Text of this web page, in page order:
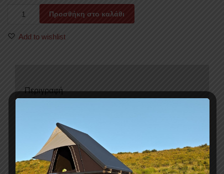
ΟΡΟΦΗΣ
FARAD
2024+
Προσθήκη στο καλάθι
Add to wishlist
Περιγραφή
(FARAD Ιταλίας) με
Για κολλητές εργοστασιακές ράγες
Αντικλεπτικό σύστημα κλειδώματος